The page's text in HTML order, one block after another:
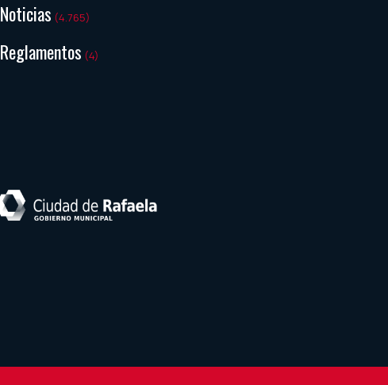
Noticias (4.765)
Reglamentos (4)